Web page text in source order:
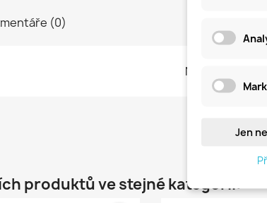
(0)
Na tento
produktů ve stejné kategorii:
Jen